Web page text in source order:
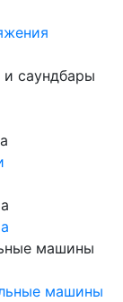
саундбары
машины
машины